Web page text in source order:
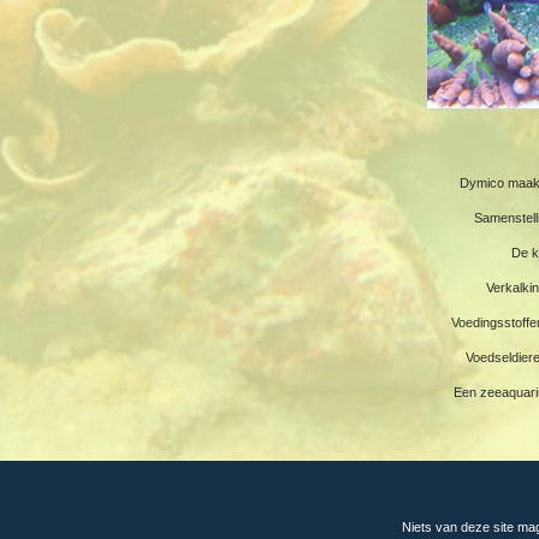
Dymico
De
Een
Niets van deze site